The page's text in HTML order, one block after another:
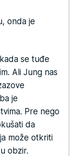
onda je
se tuđe
Ali Jung nas
je
Pre nego
da
može otkriti
obzir.